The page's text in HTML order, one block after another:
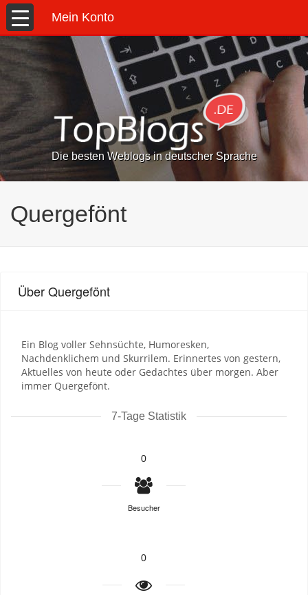
Mein Konto
Die besten Weblogs in deutscher Sprache
Quergefönt
Über Quergefönt
Ein Blog voller Sehnsüchte, Humoresken,
Nachdenklichem und Skurrilem. Erinnertes von gestern,
Aktuelles von heute oder Gedachtes über morgen. Aber
immer Quergefönt.
7-Tage Statistik
0
Besucher
0